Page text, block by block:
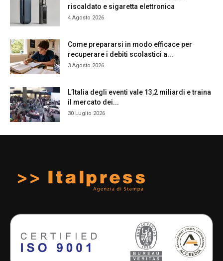
riscaldato e sigaretta elettronica
4 Agosto 2026
Come prepararsi in modo efficace per
recuperare i debiti scolastici a...
3 Agosto 2026
L’Italia degli eventi vale 13,2 miliardi e traina
il mercato dei...
30 Luglio 2026